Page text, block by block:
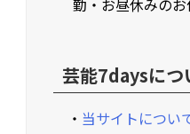
芸能7daysにつ
・ 当サイトについ